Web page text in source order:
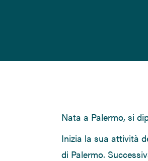
Nata a Palermo, si
Inizia la sua attività
di Palermo.